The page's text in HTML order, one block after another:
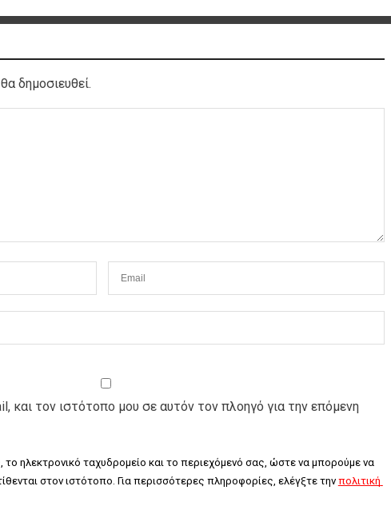
δημοσιευθεί.
και τον ιστότοπο μου σε αυτόν τον πλοηγό για την επόμενη
ηλεκτρονικό ταχυδρομείο και το περιεχόμενό σας, ώστε να μπορούμε να
στον ιστότοπο. Για περισσότερες πληροφορίες, ελέγξτε την πολιτική